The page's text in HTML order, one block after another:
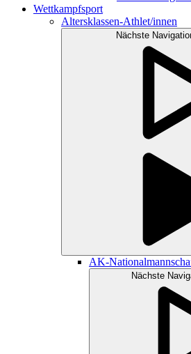
Wettkampfsport
Altersklassen-Athlet/innen
Nächste
AK-
Nächste